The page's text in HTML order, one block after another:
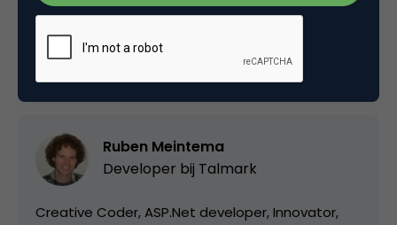
Deel dit artikel
Kopieer link
Ruben Meintema
Developer bij Talmark
Creative Coder, ASP.Net developer, Innovator,